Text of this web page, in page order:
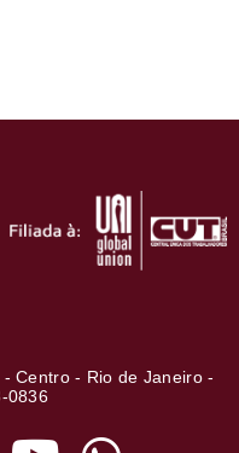
Centro - Rio de Janeiro -
0836